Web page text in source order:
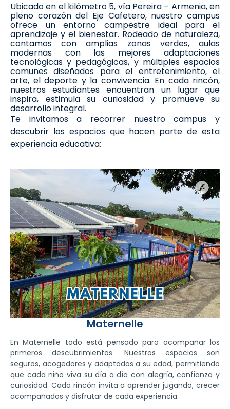
Ubicado en el kilómetro 5, vía Pereira – Armenia, en
pleno corazón del Eje Cafetero, nuestro campus
ofrece un entorno campestre ideal para el
aprendizaje y el bienestar. Rodeado de naturaleza,
contamos con amplias zonas verdes, aulas
modernas con las mejores adaptaciones
tecnológicas y pedagógicas, y múltiples espacios
comunes diseñados para el entretenimiento, el
arte, el deporte y la convivencia. En cada rincón,
nuestros estudiantes encuentran un lugar que
inspira, estimula su curiosidad y promueve su
desarrollo integral.
Te invitamos a recorrer nuestro campus y
descubrir los espacios que hacen parte de esta
experiencia educativa:
Maternelle
En Maternelle todo está pensado para acompañar los
primeros descubrimientos. Nuestros espacios son
seguros, acogedores y adaptados a su edad, permitiendo
que cada niño viva su día a día con alegría, confianza y
curiosidad. Cada rincón invita a aprender jugando, crecer
acompañados y disfrutar de cada experiencia.